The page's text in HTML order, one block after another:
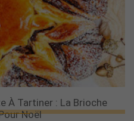
À Tartiner : La Brioche
Noël